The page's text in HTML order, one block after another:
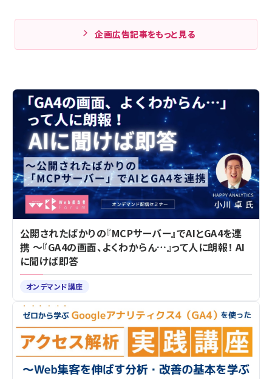
企画広告記事をもっと見る
公開されたばかりの『MCPサーバー』でAIとGA4を連
携 ～『GA4の画面、よくわからん…』って人に朗報！ AI
に聞けば即答
オンデマンド講座